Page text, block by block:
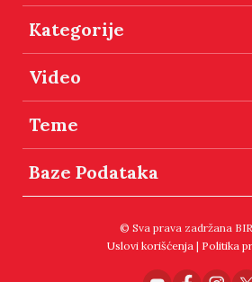
Kategorije
Video
Teme
Baze Podataka
© Sva prava zadržana
Uslovi korišćenja | Politika